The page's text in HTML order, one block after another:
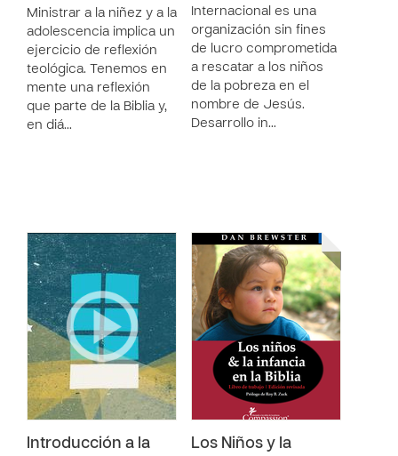
Ministrar a la niñez y a la
adolescencia implica un
ejercicio de reflexión
teológica. Tenemos en
mente una reflexión
que parte de la Biblia y,
en diá…
Internacional es una
organización sin fines
de lucro comprometida
a rescatar a los niños
de la pobreza en el
nombre de Jesús.
Desarrollo in…
Introducción a la
Los Niños y la